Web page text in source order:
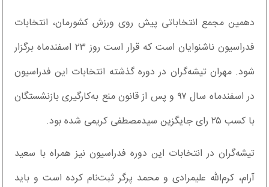
دهمین مجمع انتخاباتی پیش روی ورزش کشورمان، انتخابات
فدراسیون ناشنوایان است که قرار است روز ۲۳ اسفندماه برگزار
شود. مهران تیشه‌گران در دوره گذشته انتخابات این فدراسیون
در اسفندماه سال ۹۷ و پس از قانون منع به‌کارگیری بازنشستگان
با کسب ۲۵ رای جایگزین سیدمصطفی کریمی شده بود.
تیشه‌گران در انتخابات این دوره فدراسیون نیز همراه با سعید
آرام، کرم‌الله علیمرادی و محمد پرگر ثبت‌نام کرده است و باید